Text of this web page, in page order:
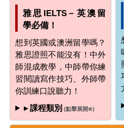
雅思IELTS－英澳留
學必備！
想到英國或澳洲留學嗎？
雅思證照不能沒有！中外
師混成教學，中師帶你練
習閱讀寫作技巧、外師帶
你訓練口說聽力！
▸ 課程類別 (點擊展開⊕)